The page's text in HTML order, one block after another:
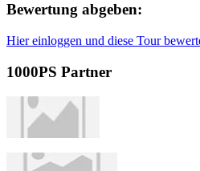
Bewertung abgeben:
Hier einloggen und diese Tour
1000PS Partner